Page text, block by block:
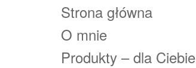
Strona główna
O mnie
Produkty – dla Ciebie